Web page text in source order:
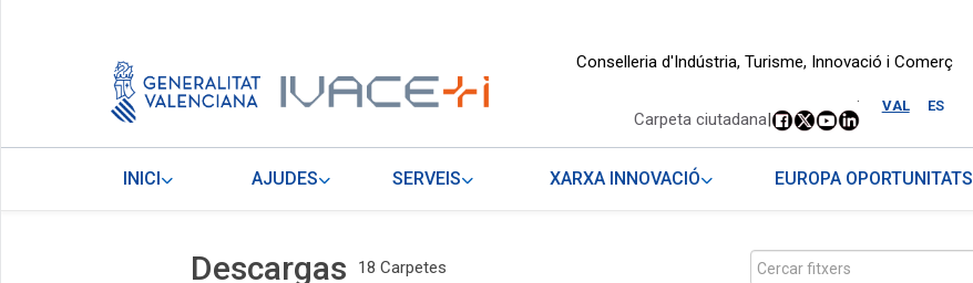
Conselleria d'Indústria, Turisme, Innovació i Comerç
VAL ES
.
Carpeta ciutadana|
INICI AJUDES SERVEIS XARXA INNOVACIÓ EUROPA OPORTUNITATS
Descargas 18 Carpetes